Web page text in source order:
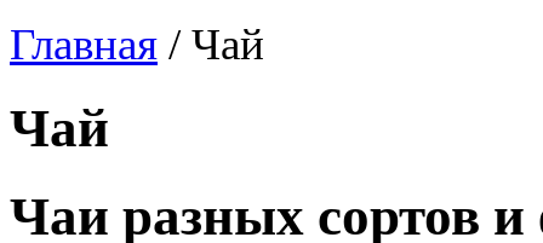
Главная /Чай
Чай
Чаи разных сортов и